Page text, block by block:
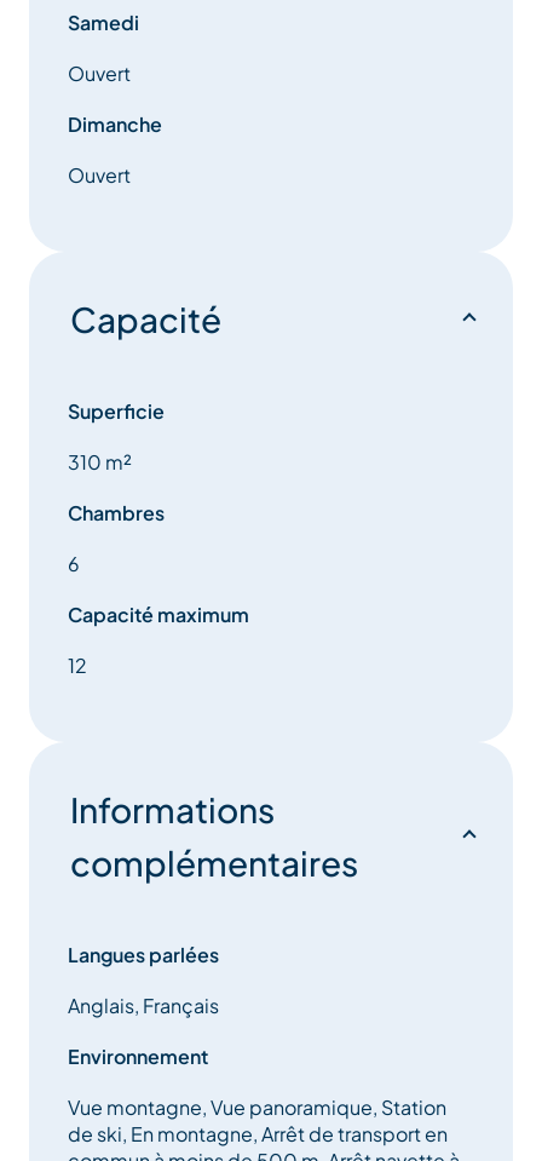
Samedi
Ouvert
Dimanche
Ouvert
Capacité
Superficie
310 m²
Chambres
6
Capacité maximum
12
Informations
complémentaires
Langues parlées
Anglais, Français
Environnement
Vue montagne, Vue panoramique, Station
de ski, En montagne, Arrêt de transport en